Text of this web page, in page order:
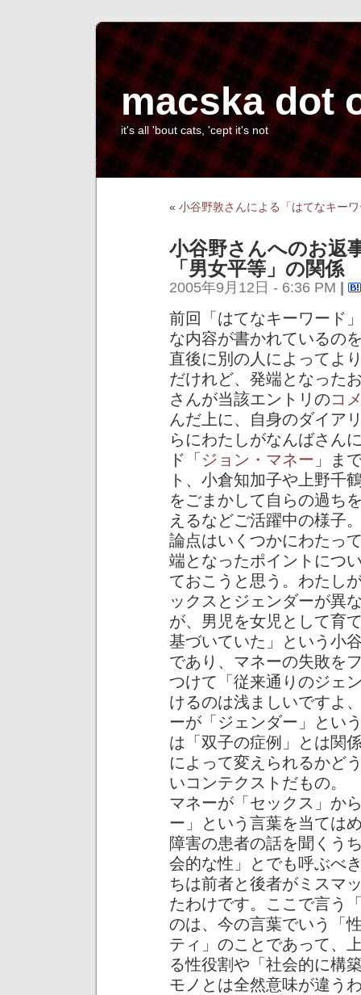
macska dot
it's all 'bout cats, 'cept it's not
« 小谷野敦さんによる「はてなキー
小谷野さんへのお返
「男女平等」の関係
2005年9月12日 - 6:36 PM
前回「はてなキーワード
な内容が書かれているの
直後に別の人によってよ
だけれど、発端となった
さんが当該エントリのコ
んだ上に、自身のダイア
らにわたしがなんばさん
ド「 ジョン・マネー 」ま
ト、小倉知加子や上野千
をごまかして自らの過ち
えるなどご活躍中の様子
論点はいくつかにわたっ
端となったポイントにつ
ておこうと思う。わたし
ックスとジェンダーが異
が、男児を女児として育
基づいていた」という小
であり、マネーの失敗を
つけて「従来通りのジェ
けるのは浅ましいですよ
ーが「ジェンダー」とい
は「双子の症例」とは関
によって変えられるかど
いコンテクストだもの。
マネーが「セックス」か
ー」という言葉を当ては
障害の患者の話を聞くう
会的な性」とでも呼ぶべ
ちは前者と後者がミスマ
たわけです。ここで言う
のは、今の言葉でいう「
ティ」のことであって、
る性役割や「社会的に構
モノとは全然意味が違う